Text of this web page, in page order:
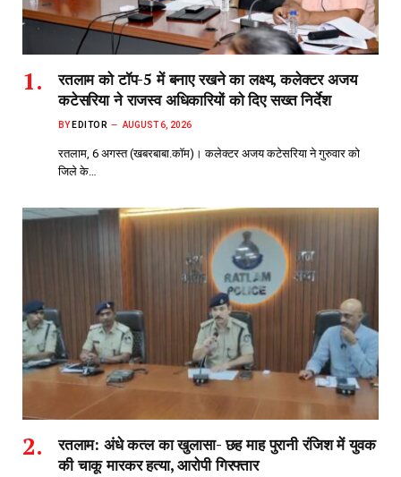
रतलाम को टॉप-5 में बनाए रखने का लक्ष्य, कलेक्टर अजय
कटेसरिया ने राजस्व अधिकारियों को दिए सख्त निर्देश
BY EDITOR AUGUST 6, 2026
रतलाम, 6 अगस्त (खबरबाबा.कॉम)। कलेक्टर अजय कटेसरिया ने गुरुवार को
जिले के…
रतलाम: अंधे कत्ल का खुलासा- छह माह पुरानी रंजिश में युवक
की चाकू मारकर हत्या, आरोपी गिरफ्तार